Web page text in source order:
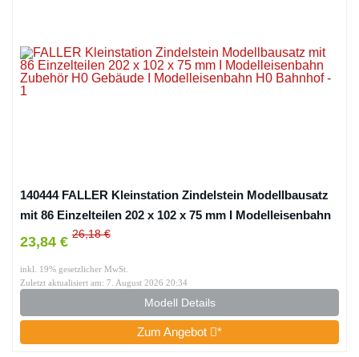
140444 FALLER Kleinstation Zindelstein Modellbausatz
mit 86 Einzelteilen 202 x 102 x 75 mm I Modelleisenbahn
23,84 € 26,18 €
inkl. 19% gesetzlicher MwSt.
Zuletzt aktualisiert am: 7. August 2026 20:34
Modell Details
Zum Angebot *